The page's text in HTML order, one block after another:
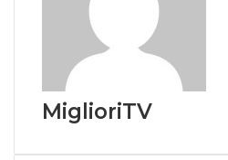
MiglioriTV